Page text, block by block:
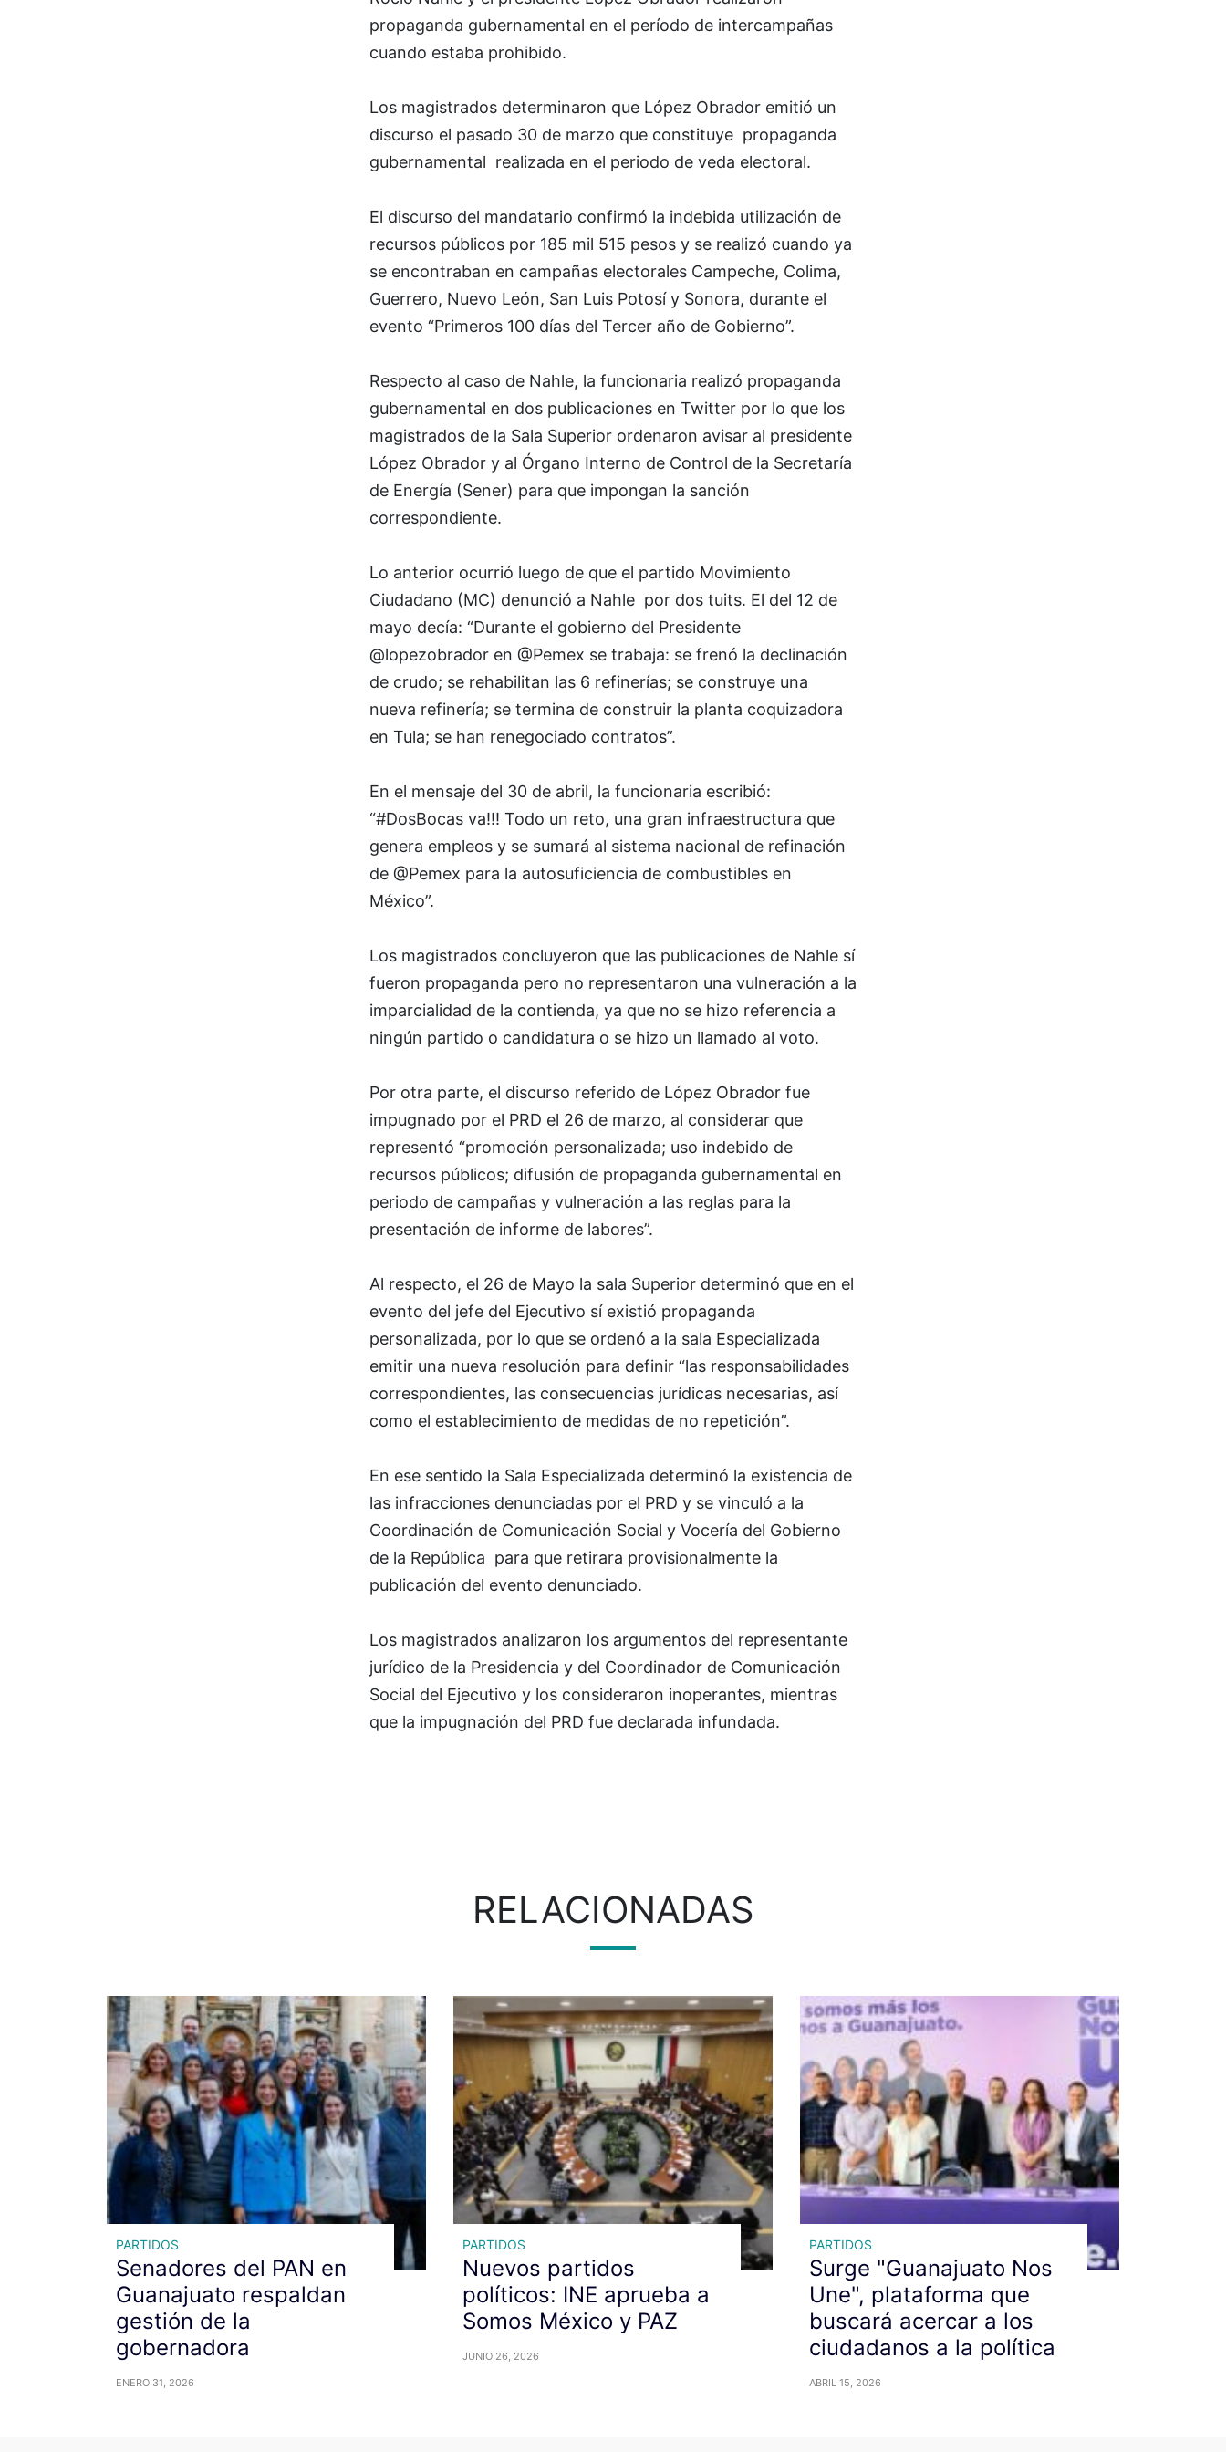
propaganda gubernamental en el período de intercampañas
cuando estaba prohibido.
Los magistrados determinaron que López Obrador emitió un
discurso el pasado 30 de marzo que constituye propaganda
gubernamental realizada en el periodo de veda electoral.
El discurso del mandatario confirmó la indebida utilización de
recursos públicos por 185 mil 515 pesos y se realizó cuando ya
se encontraban en campañas electorales Campeche, Colima,
Guerrero, Nuevo León, San Luis Potosí y Sonora, durante el
evento “Primeros 100 días del Tercer año de Gobierno”.
Respecto al caso de Nahle, la funcionaria realizó propaganda
gubernamental en dos publicaciones en Twitter por lo que los
magistrados de la Sala Superior ordenaron avisar al presidente
López Obrador y al Órgano Interno de Control de la Secretaría
de Energía (Sener) para que impongan la sanción
correspondiente.
Lo anterior ocurrió luego de que el partido Movimiento
Ciudadano (MC) denunció a Nahle por dos tuits. El del 12 de
mayo decía: “Durante el gobierno del Presidente
@lopezobrador en @Pemex se trabaja: se frenó la declinación
de crudo; se rehabilitan las 6 refinerías; se construye una
nueva refinería; se termina de construir la planta coquizadora
en Tula; se han renegociado contratos”.
En el mensaje del 30 de abril, la funcionaria escribió:
“#DosBocas va!!! Todo un reto, una gran infraestructura que
genera empleos y se sumará al sistema nacional de refinación
de @Pemex para la autosuficiencia de combustibles en
México”.
Los magistrados concluyeron que las publicaciones de Nahle sí
fueron propaganda pero no representaron una vulneración a la
imparcialidad de la contienda, ya que no se hizo referencia a
ningún partido o candidatura o se hizo un llamado al voto.
Por otra parte, el discurso referido de López Obrador fue
impugnado por el PRD el 26 de marzo, al considerar que
representó “promoción personalizada; uso indebido de
recursos públicos; difusión de propaganda gubernamental en
periodo de campañas y vulneración a las reglas para la
presentación de informe de labores”.
Al respecto, el 26 de Mayo la sala Superior determinó que en el
evento del jefe del Ejecutivo sí existió propaganda
personalizada, por lo que se ordenó a la sala Especializada
emitir una nueva resolución para definir “las responsabilidades
correspondientes, las consecuencias jurídicas necesarias, así
como el establecimiento de medidas de no repetición”.
En ese sentido la Sala Especializada determinó la existencia de
las infracciones denunciadas por el PRD y se vinculó a la
Coordinación de Comunicación Social y Vocería del Gobierno
de la República para que retirara provisionalmente la
publicación del evento denunciado.
Los magistrados analizaron los argumentos del representante
jurídico de la Presidencia y del Coordinador de Comunicación
Social del Ejecutivo y los consideraron inoperantes, mientras
que la impugnación del PRD fue declarada infundada.
RELACIONADAS
PARTIDOS
Senadores del PAN en
Guanajuato respaldan
gestión de la
gobernadora
ENERO 31, 2026
PARTIDOS
Nuevos partidos
políticos: INE aprueba a
Somos México y PAZ
JUNIO 26, 2026
PARTIDOS
Surge "Guanajuato Nos
Une", plataforma que
buscará acercar a los
ciudadanos a la política
ABRIL 15, 2026